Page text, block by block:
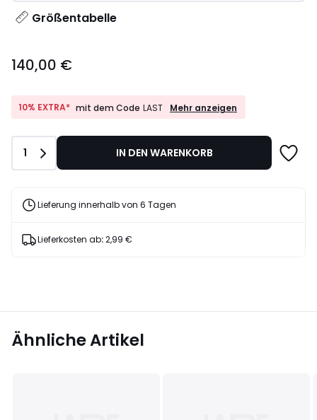
Größentabelle
€.
140,00 €
10% EXTRA* mit dem Code LAST
10%
Code
LAST
Mehr anzeigen
Anzahl
1 IN DEN WARENKORB
Lieferung innerhalb von 6 Tagen
Lieferkosten ab:2,99 €
Ähnliche Artikel